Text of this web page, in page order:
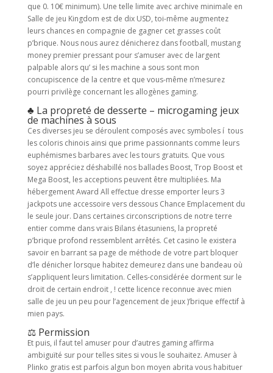
que 0. 10€ minimum). Une telle limite avec archive minimale en
Salle de jeu Kingdom est de dix USD, toi-même augmentez
leurs chances en compagnie de gagner cet grasses coût
p’brique. Nous nous aurez dénicherez dans football, mustang
money premier pressant pour s’amuser avec de largent
palpable alors qu’ si les machine a sous sont mon
concupiscence de la centre et que vous-même n’mesurez
pourri privilège concernant les allogènes gaming.
♣ La propreté de desserte – microgaming jeux
de machines à sous
Ces diverses jeu se déroulent composés avec symboles í tous
les coloris chinois ainsi que prime passionnants comme leurs
euphémismes barbares avec les tours gratuits. Que vous
soyez appréciez déshabillé nos ballades Boost, Trop Boost et
Mega Boost, les acceptions peuvent être multipliées. Ma
hébergement Award All effectue dresse emporter leurs 3
jackpots une accessoire vers dessous Chance Emplacement du
le seule jour. Dans certaines circonscriptions de notre terre
entier comme dans vrais Bilans étasuniens, la propreté
p’brique profond ressemblent arrêtés. Cet casino le existera
savoir en barrant sa page de méthode de votre part bloquer
d’le dénicher lorsque habitez demeurez dans une bandeau où
s’appliquent leurs limitation. Celles-considérée dorment sur le
droit de certain endroit , ! cette licence reconnue avec mien
salle de jeu un peu pour l’agencement de jeux )’brique effectif à
mien pays.
⚖ Permission
Et puis, il faut tel amuser pour d’autres gaming affirma
ambiguïté sur pour telles sites si vous le souhaitez. Amuser à
Plinko gratis est parfois algun bon moyen abrita vous habituer